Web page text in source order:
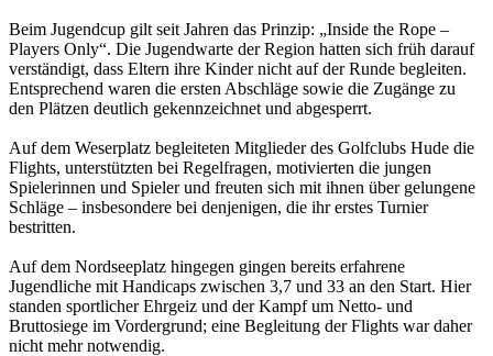
Beim Jugendcup gilt seit Jahren das Prinzip: „Inside the Rope –
Players Only“. Die Jugendwarte der Region hatten sich früh darauf
verständigt, dass Eltern ihre Kinder nicht auf der Runde begleiten.
Entsprechend waren die ersten Abschläge sowie die Zugänge zu
den Plätzen deutlich gekennzeichnet und abgesperrt.
Auf dem Weserplatz begleiteten Mitglieder des Golfclubs Hude die
Flights, unterstützten bei Regelfragen, motivierten die jungen
Spielerinnen und Spieler und freuten sich mit ihnen über gelungene
Schläge – insbesondere bei denjenigen, die ihr erstes Turnier
bestritten.
Auf dem Nordseeplatz hingegen gingen bereits erfahrene
Jugendliche mit Handicaps zwischen 3,7 und 33 an den Start. Hier
standen sportlicher Ehrgeiz und der Kampf um Netto- und
Bruttosiege im Vordergrund; eine Begleitung der Flights war daher
nicht mehr notwendig.